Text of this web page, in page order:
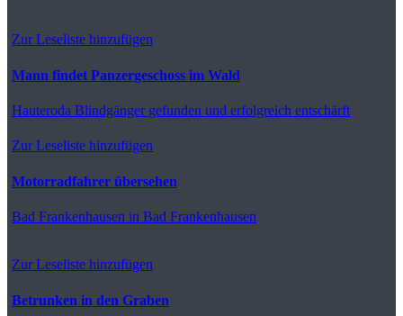
Zur Leseliste hinzufügen
Mann findet Panzergeschoss im Wald
Hauteroda Blindgänger gefunden und erfolgreich entschärft
Zur Leseliste hinzufügen
Motorradfahrer übersehen
Bad Frankenhausen in Bad Frankenhausen
Zur Leseliste hinzufügen
Betrunken in den Graben